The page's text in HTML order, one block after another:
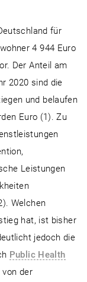
für
4 944 Euro
Der Anteil am
2020 sind die
und belaufen
Euro (1). Zu
Leistungen
Welchen
hat, ist bisher
jedoch die
Public Health
der